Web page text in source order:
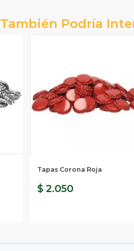
También Podría
Tapas Corona Roja
$ 2.050